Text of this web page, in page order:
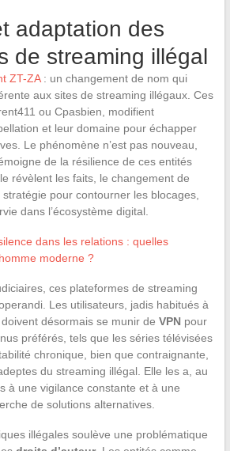
adaptation des
de streaming illégal
ZT-ZA: un changement de nom qui
aux sites de streaming illégaux. Ces
ou Cpasbien, modifient
et leur domaine pour échapper
Le phénomène n’est pas nouveau,
de la résilience de ces entités
révèlent les faits, le changement de
pour contourner les blocages,
dans l’écosystème digital.
dans les relations : quelles
moderne ?
ces plateformes de streaming
Les utilisateurs, jadis habitués à
désormais se munir de VPNpour
préférés, tels que les séries télévisées
chronique, bien que contraignante,
du streaming illégal. Elle les a, au
à une vigilance constante et à une
de solutions alternatives.
illégales soulève une problématique